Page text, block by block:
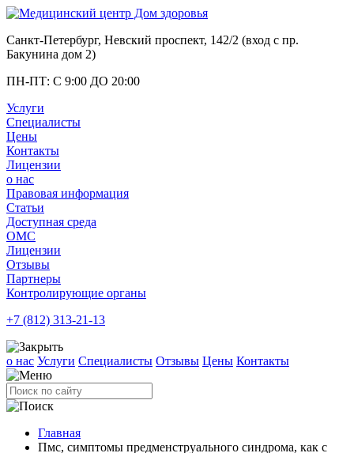
Санкт-Петербург, Невский проспект, 142/2 (вход с пр.
Бакунина дом 2)
ПН-ПТ: С 9:00 ДО 20:00
Услуги
Специалисты
Цены
Контакты
Лицензии
о нас
Правовая информация
Статьи
Доступная среда
ОМС
Лицензии
Отзывы
Партнеры
Контролирующие органы
+7 (812) 313-21-13
о нас Услуги Специалисты Отзывы Цены Контакты
Главная
Пмс, симптомы предменструального синдрома, как с